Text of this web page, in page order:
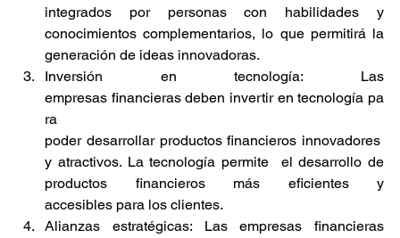
integrados por personas con habilidades y
conocimientos complementarios, lo que permitirá la
generación de ideas innovadoras.
Inversión en tecnología: Las
empresas financieras deben invertir en tecnología pa
ra
poder desarrollar productos financieros innovadores
y atractivos. La tecnología permite  el desarrollo de
productos financieros más eficientes y
accesibles para los clientes.
Alianzas estratégicas: Las empresas financieras